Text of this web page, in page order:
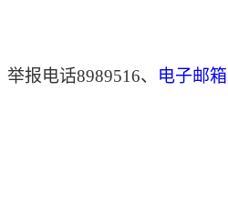
举报电话8989516、 电子邮箱